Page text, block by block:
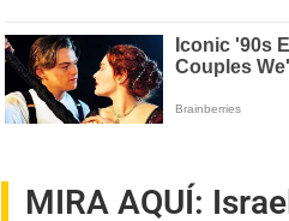
MIRA AQUÍ: